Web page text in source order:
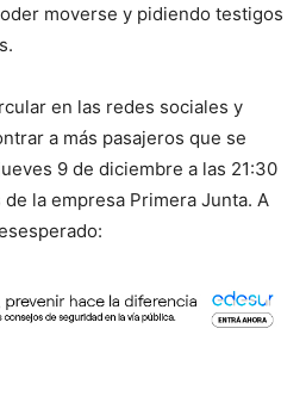
moverse y pidiendo testigos
en las redes sociales y
a más pasajeros que se
9 de diciembre a las 21:30
la empresa Primera Junta. A